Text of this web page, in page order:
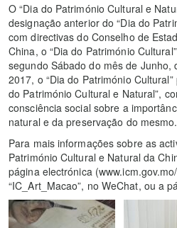
O “Dia do Património Cultural e
designação anterior do “Dia do
com directivas do Conselho de
China, o “Dia do Património
segundo Sábado do mês de Junho,
2017, o “Dia do Património
do Património Cultural e Natural”,
consciência social sobre a
natural e da preservação do mesmo.
Para mais informações sobre as
Património Cultural e Natural da
página electrónica
“IC_Art_Macao”, no WeChat, ou a